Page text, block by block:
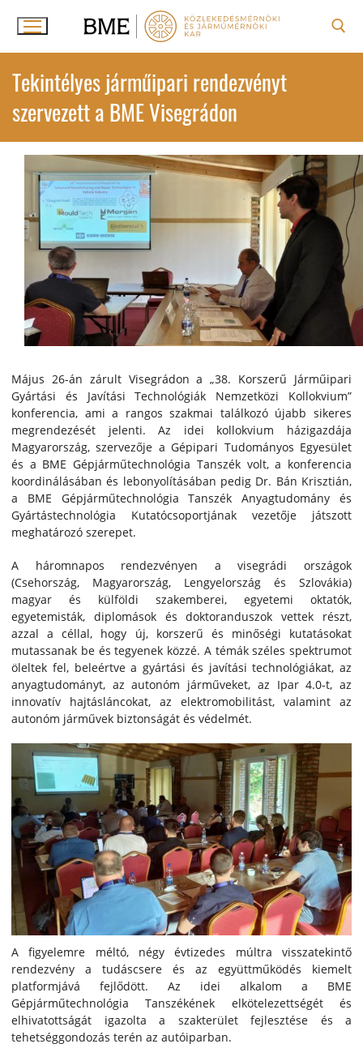
Tekintélyes járműipari rendezvényt
szervezett a BME Visegrádon
Május 26-án zárult Visegrádon a „38. Korszerű Járműipari
Gyártási és Javítási Technológiák Nemzetközi Kollokvium”
konferencia, ami a rangos szakmai találkozó újabb sikeres
megrendezését jelenti. Az idei kollokvium házigazdája
Magyarország, szervezője a Gépipari Tudományos Egyesület
és a BME Gépjárműtechnológia Tanszék volt, a konferencia
koordinálásában és lebonyolításában pedig Dr. Bán Krisztián,
a BME Gépjárműtechnológia Tanszék Anyagtudomány és
Gyártástechnológia Kutatócsoportjának vezetője játszott
meghatározó szerepet.
A háromnapos rendezvényen a visegrádi országok
(Csehország, Magyarország, Lengyelország és Szlovákia)
magyar és külföldi szakemberei, egyetemi oktatók,
egyetemisták, diplomások és doktoranduszok vettek részt,
azzal a céllal, hogy új, korszerű és minőségi kutatásokat
mutassanak be és tegyenek közzé. A témák széles spektrumot
öleltek fel, beleértve a gyártási és javítási technológiákat, az
anyagtudományt, az autonóm járműveket, az Ipar 4.0-t, az
innovatív hajtásláncokat, az elektromobilitást, valamint az
autonóm járművek biztonságát és védelmét.
A figyelemre méltó, négy évtizedes múltra visszatekintő
rendezvény a tudáscsere és az együttműködés kiemelt
platformjává fejlődött. Az idei alkalom a BME
Gépjárműtechnológia Tanszékének elkötelezettségét és
elhivatottságát igazolta a szakterület fejlesztése és a
tehetséggondozás terén az autóiparban.